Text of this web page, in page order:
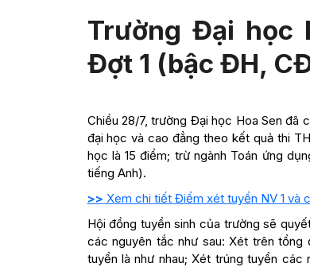
Trường Đại học
Đợt 1 (bậc ĐH,
Chiều 28/7, trường Đại học Hoa Sen đã
đại học và cao đẳng theo kết quả thi
học là 15 điểm; trừ ngành Toán ứng
tiếng Anh).
>> Xem chi tiết Điểm xét tuyển NV 1 và
Hội đồng tuyển sinh của trường sẽ
các nguyên tắc như sau: Xét trên
tuyển là như nhau; Xét trúng tuyển